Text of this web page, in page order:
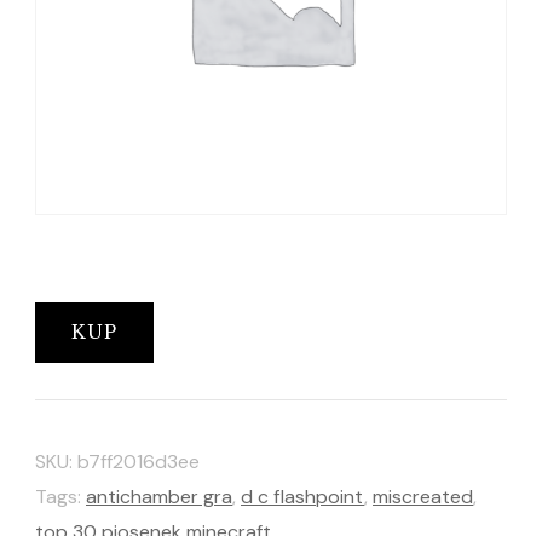
KUP
SKU: b7ff2016d3ee
Tags: antichamber gra, d c flashpoint, miscreated,